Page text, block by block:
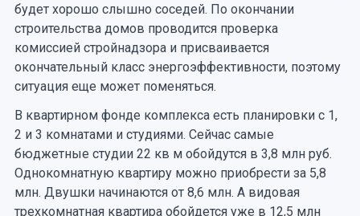
будет хорошо слышно соседей. По окончании
строительства домов проводится проверка
комиссией стройнадзора и присваивается
окончательный класс энергоэффективности, поэтому
ситуация еще может поменяться.
В квартирном фонде комплекса есть планировки с 1,
2 и 3 комнатами и студиями. Сейчас самые
бюджетные студии 22 кв м обойдутся в 3,8 млн руб.
Однокомнатную квартиру можно приобрести за 5,8
млн. Двушки начинаются от 8,6 млн. А видовая
трехкомнатная квартира обойдется уже в 12,5 млн